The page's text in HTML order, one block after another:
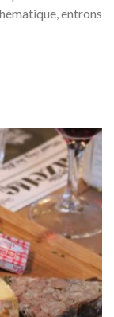
entrons